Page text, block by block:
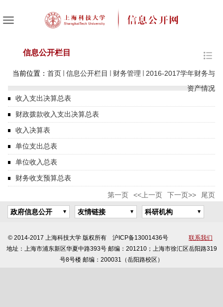
信息公开栏目
当前位置： 首页 信息公开栏目 财务管理
2016-2017学年财务与
资产情况
收入支出决算总表
财政拨款收入支出决算总表
收入决算表
单位支出总表
单位收入总表
财务收支预算总表
第一页 <<上一页 下一页>> 尾页
政府信息公开 友情链接 科研机构
© 2014-2017 上海科技大学 版权所有 沪ICP备13001436号
联系我们
地址：上海市浦东新区华夏中路393号 邮编：201210；上海市徐汇区岳阳路319
号8号楼 邮编：200031（岳阳路校区）